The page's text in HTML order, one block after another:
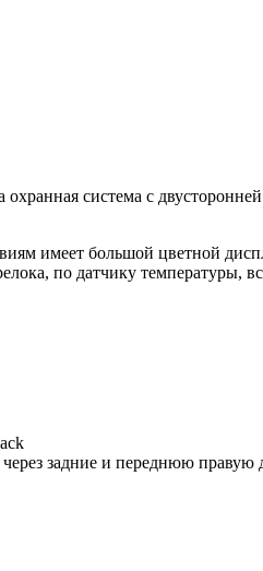
система с
имеет большой цветной
по датчику температуры,
задние и переднюю правую